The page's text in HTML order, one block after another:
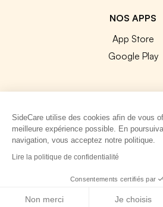
NOS APPS
App Store
Google Play
© 2026 SideCare. Tous
SideCare utilise des cookies afin de vous
meilleure expérience possible. En
navigation, vous acceptez notre politique.
Lire la politique de confidentialité
Consentements certifiés par
Non merci Je choisis